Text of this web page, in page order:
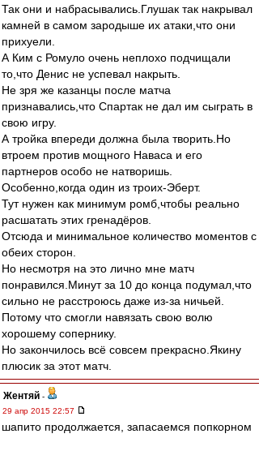
Так они и набрасывались.Глушак так накрывал
камней в самом зародыше их атаки,что они
прихуели.
А Ким с Ромуло очень неплохо подчищали
то,что Денис не успевал накрыть.
Не зря же казанцы после матча
признавались,что Спартак не дал им сыграть в
свою игру.
А тройка впереди должна была творить.Но
втроем против мощного Наваса и его
партнеров особо не натворишь.
Особенно,когда один из троих-Эберт.
Тут нужен как минимум ромб,чтобы реально
расшатать этих гренадёров.
Отсюда и минимальное количество моментов с
обеих сторон.
Но несмотря на это лично мне матч
понравился.Минут за 10 до конца подумал,что
сильно не расстроюсь даже из-за ничьей.
Потому что смогли навязать свою волю
хорошему сопернику.
Но закончилось всё совсем прекрасно.Якину
плюсик за этот матч.
Жентяй -
29 апр 2015 22:57
шапито продолжается, запасаемся попкорном